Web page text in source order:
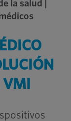
la salud |
VMI